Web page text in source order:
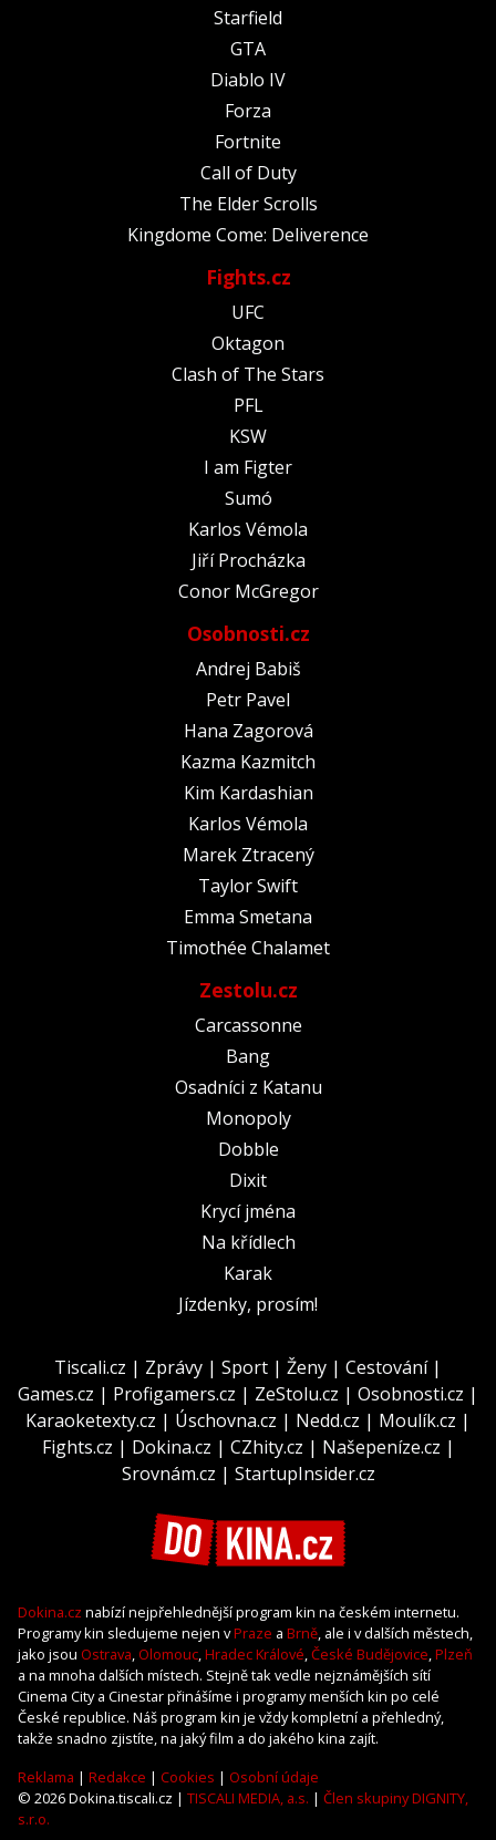
Starfield
GTA
Diablo IV
Forza
Fortnite
Call of Duty
The Elder Scrolls
Kingdome Come: Deliverence
Fights.cz
UFC
Oktagon
Clash of The Stars
PFL
KSW
I am Figter
Sumó
Karlos Vémola
Jiří Procházka
Conor McGregor
Osobnosti.cz
Andrej Babiš
Petr Pavel
Hana Zagorová
Kazma Kazmitch
Kim Kardashian
Karlos Vémola
Marek Ztracený
Taylor Swift
Emma Smetana
Timothée Chalamet
Zestolu.cz
Carcassonne
Bang
Osadníci z Katanu
Monopoly
Dobble
Dixit
Krycí jména
Na křídlech
Karak
Jízdenky, prosím!
Tiscali.cz | Zprávy | Sport | Ženy | Cestování|
Games.cz | Profigamers.cz | ZeStolu.cz | Osobnosti.cz |
Karaoketexty.cz | Úschovna.cz | Nedd.cz | Moulík.cz |
Fights.cz | Dokina.cz | CZhity.cz | Našepeníze.cz |
Srovnám.cz | StartupInsider.cz
Dokina.cz nabízí nejpřehlednější program kin na českém internetu.
Programy kin sledujeme nejen vPraze a Brně, ale i v dalších městech,
jako jsou Ostrava, Olomouc,Hradec Králové,České Budějovice,Plzeň
a na mnoha dalších místech. Stejně tak vedle nejznámějších sítí
Cinema City a Cinestar přinášíme i programy menších kin po celé
České republice. Náš program kin je vždy kompletní a přehledný,
takže snadno zjistíte, na jaký film a do jakého kina zajít.
Reklama | Redakce | Cookies | Osobní údaje
© 2026 Dokina.tiscali.cz | TISCALI MEDIA, a.s. | Člen skupiny DIGNITY,
s.r.o.